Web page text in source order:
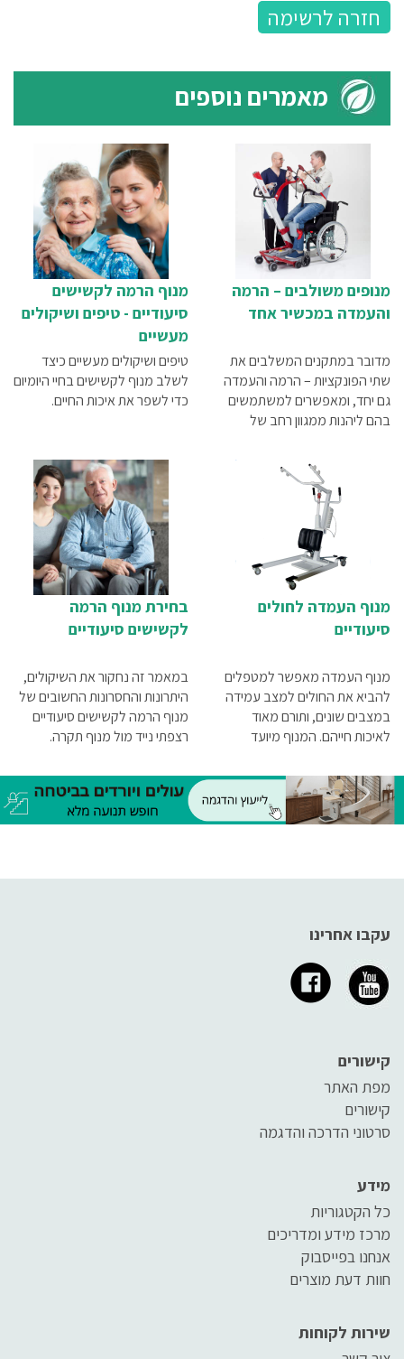
חזרה לרשימה
מאמרים נוספים
מנוף הרמה לקשישים
סיעודיים - טיפים ושיקולים
מעשיים
טיפים ושיקולים מעשיים כיצד
לשלב מנוף לקשישים בחיי היומיום
כדי לשפר את איכות החיים.
מנופים משולבים – הרמה
והעמדה במכשיר אחד
מדובר במתקנים המשלבים את
שתי הפונקציות – הרמה והעמדה
גם יחד, ומאפשרים למשתמשים
בהם ליהנות ממגוון רחב של
על יתרונותיהם של מנופים
בחירת מנוף הרמה
לקשישים סיעודיים
במאמר זה נחקור את השיקולים,
היתרונות והחסרונות החשובים של
מנוף הרמה לקשישים סיעודיים
רצפתי נייד מול מנוף תקרה.
מנוף העמדה לחולים
סיעודיים
מנוף העמדה מאפשר למטפלים
להביא את החולים למצב עמידה
במצבים שונים, ותורם מאוד
לאיכות חייהם. המנוף מיועד
הזקוקים לתמיכה נוספת כדי
לעבור למצב עמידה.
עקבו אחרינו
קישורים
מפת האתר
קישורים
סרטוני הדרכה והדגמה
מידע
כל הקטגוריות
מרכז מידע ומדריכים
אנחנו בפייסבוק
חוות דעת מוצרים
שירות לקוחות